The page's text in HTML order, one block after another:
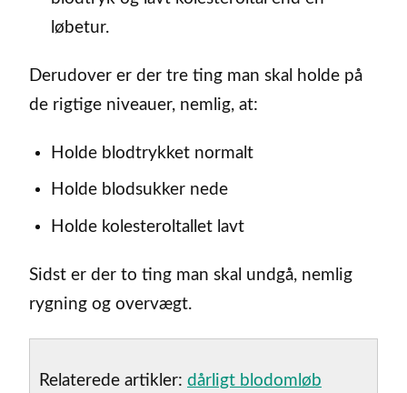
løbetur.
Derudover er der tre ting man skal holde på
de rigtige niveauer, nemlig, at:
Holde blodtrykket normalt
Holde blodsukker nede
Holde kolesteroltallet lavt
Sidst er der to ting man skal undgå, nemlig
rygning og overvægt.
Relaterede artikler: dårligt blodomløb